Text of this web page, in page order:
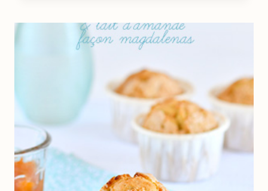
À
VANILLE